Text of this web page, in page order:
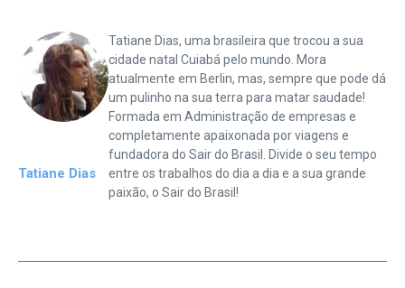
Tatiane Dias
Tatiane Dias, uma brasileira que trocou a sua
cidade natal Cuiabá pelo mundo. Mora
atualmente em Berlin, mas, sempre que pode dá
um pulinho na sua terra para matar saudade!
Formada em Administração de empresas e
completamente apaixonada por viagens e
fundadora do Sair do Brasil. Divide o seu tempo
entre os trabalhos do dia a dia e a sua grande
paixão, o Sair do Brasil!